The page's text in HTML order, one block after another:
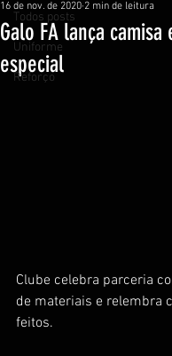
Todos posts
Uniforme
Reforço
Galo FA lança camisa
especial
16 de nov. de 2020 2 min de leitura
Clube celebra parceria
de materiais e relembra
feitos.